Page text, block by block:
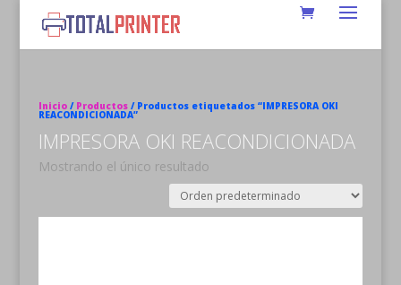
Inicio/ Productos/ Productos etiquetados “IMPRESORA OKI
REACONDICIONADA”
IMPRESORA OKI REACONDICIONADA
Mostrando el único resultado